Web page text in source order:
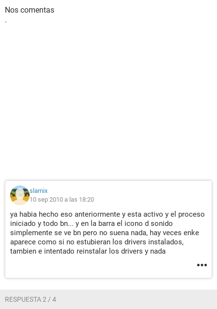
Nos comentas
.
slarnix
10 sep 2010 a las 18:20
ya habia hecho eso anteriormente y esta activo y el proceso
iniciado y todo bn... y en la barra el icono d sonido
simplemente se ve bn pero no suena nada, hay veces enke
aparece como si no estubieran los drivers instalados,
tambien e intentado reinstalar los drivers y nada
RESPUESTA 2 / 4